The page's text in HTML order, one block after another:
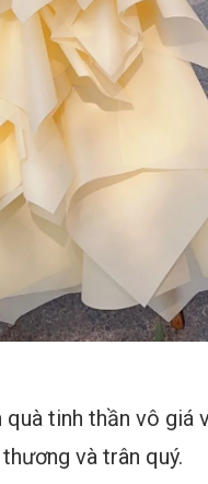
tinh thần vô giá
và trân quý.